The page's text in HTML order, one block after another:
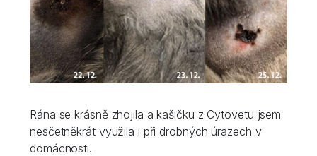
Rána se krásně zhojila a kašičku z Cytovetu jsem
nesčetněkrát využila i při drobných úrazech v
domácnosti.